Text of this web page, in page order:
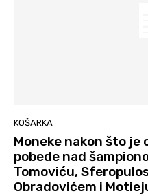
KOŠARKA
Moneke nakon što je
pobede nad
Tomoviću,
Obradovićem i